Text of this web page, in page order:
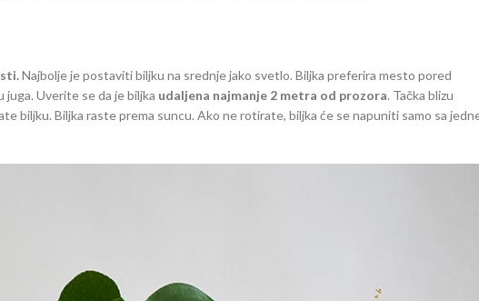
Najbolje je postaviti biljku na srednje jako svetlo. Biljka preferira mesto pored
juga. Uverite se da je biljka udaljena najmanje 2 metra od prozora. Tačka blizu
biljku. Biljka raste prema suncu. Ako ne rotirate, biljka će se napuniti samo sa